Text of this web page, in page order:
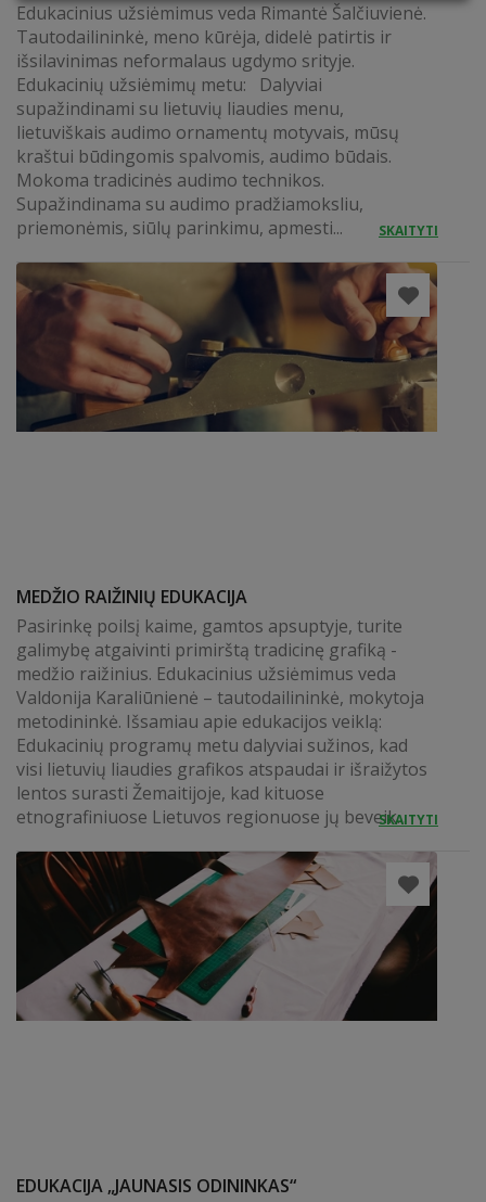
Edukacinius užsiėmimus veda Rimantė Šalčiuvienė.
Tautodailininkė, meno kūrėja, didelė patirtis ir
išsilavinimas neformalaus ugdymo srityje.
Edukacinių užsiėmimų metu: Dalyviai
supažindinami su lietuvių liaudies menu,
lietuviškais audimo ornamentų motyvais, mūsų
kraštui būdingomis spalvomis, audimo būdais.
Mokoma tradicinės audimo technikos.
Supažindinama su audimo pradžiamoksliu,
priemonėmis, siūlų parinkimu, apmesti...
SKAITYTI
MEDŽIO RAIŽINIŲ EDUKACIJA
Pasirinkę poilsį kaime, gamtos apsuptyje, turite
galimybę atgaivinti primirštą tradicinę grafiką -
medžio raižinius. Edukacinius užsiėmimus veda
Valdonija Karaliūnienė – tautodailininkė, mokytoja
metodininkė. Išsamiau apie edukacijos veiklą:
Edukacinių programų metu dalyviai sužinos, kad
visi lietuvių liaudies grafikos atspaudai ir išraižytos
lentos surasti Žemaitijoje, kad kituose
etnografiniuose Lietuvos regionuose jų beveik...SKAITYTI
EDUKACIJA „JAUNASIS ODININKAS“